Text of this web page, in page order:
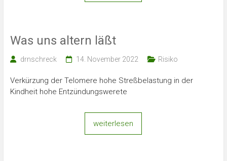
Was uns altern läßt
drnschreck 14. November 2022 Risiko
Verkürzung der Telomere hohe Streßbelastung in der
Kindheit hohe Entzündungswerete
weiterlesen